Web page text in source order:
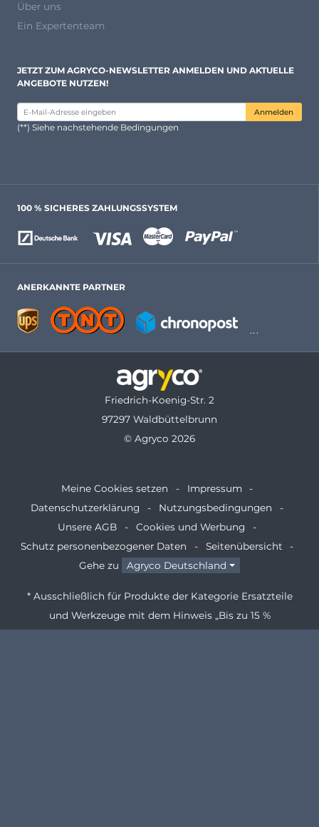
Über uns
Ein Expertenteam
JETZT ZUM AGRYCO-NEWSLETTER ANMELDEN UND AKTUELLE
ANGEBOTE NUTZEN!
Anmelden
(**) Siehe nachstehende Bedingungen
100 % SICHERES ZAHLUNGSSYSTEM
ANERKANNTE PARTNER
Friedrich-Koenig-Str. 2
97297 Waldbüttelbrunn
© Agryco 2026
Meine Cookies setzen
Impressum
Datenschutzerklärung
Nutzungsbedingungen
Unsere AGB
Cookies und Werbung
Schutz personenbezogener Daten
Seitenübersicht
Gehe zu
Agryco Deutschland
* Ausschließlich für Produkte der Kategorie Ersatzteile
und Werkzeuge mit dem Hinweis „Bis zu 15 %